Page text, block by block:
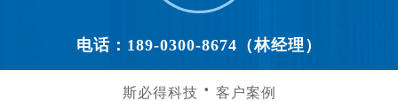
电话：189-0300-8674（林经理）
斯必得科技 客户案例